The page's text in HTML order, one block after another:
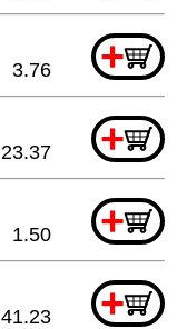
+
3.76
+
23.37
+
1.50
+
41.23